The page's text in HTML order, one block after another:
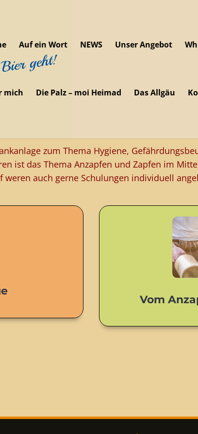
Auf ein Wort NEWS Unser Angebot
mich Die Palz – moi Heimad Das Allgäu
zum Thema Hygiene,
ist das Thema Anzapfen und Zapfen im
weren auch gerne Schulungen individuell
Vom